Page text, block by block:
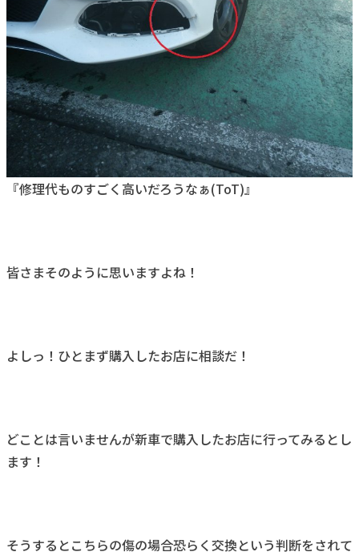
『修理代ものすごく高いだろうなぁ(ToT)』
皆さまそのように思いますよね！
よしっ！ひとまず購入したお店に相談だ！
どことは言いませんが新車で購入したお店に行ってみるとし
ます！
そうするとこちらの傷の場合恐らく交換という判断をされて